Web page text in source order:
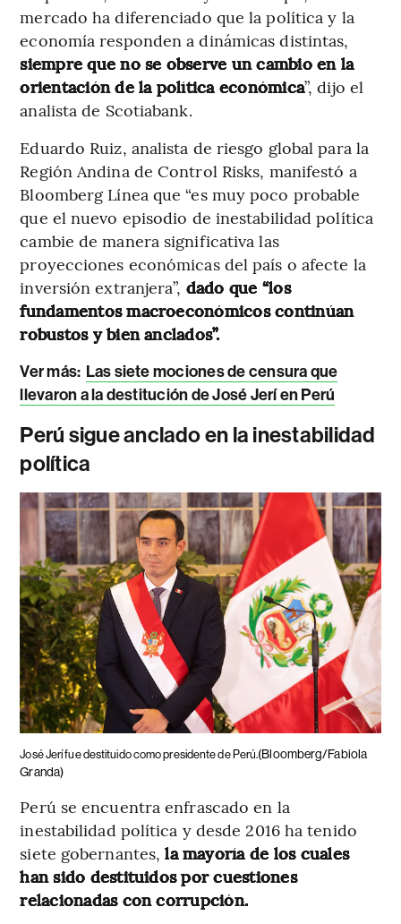
mercado ha diferenciado que la política y la
economía responden a dinámicas distintas,
siempre que no se observe un cambio en la
orientación de la política económica”, dijo el
analista de Scotiabank.
Eduardo Ruiz, analista de riesgo global para la
Región Andina de Control Risks, manifestó a
Bloomberg Línea que “es muy poco probable
que el nuevo episodio de inestabilidad política
cambie de manera significativa las
proyecciones económicas del país o afecte la
inversión extranjera”, dado que “los
fundamentos macroeconómicos continúan
robustos y bien anclados”.
Ver más: Las siete mociones de censura que
llevaron a la destitución de José Jerí en Perú
Perú sigue anclado en la inestabilidad
política
José Jerí fue destituido como presidente de Perú.(Bloomberg/Fabiola
Granda)
Perú se encuentra enfrascado en la
inestabilidad política y desde 2016 ha tenido
siete gobernantes,la mayoría de los cuales
han sido destituidos por cuestiones
relacionadas con corrupción.